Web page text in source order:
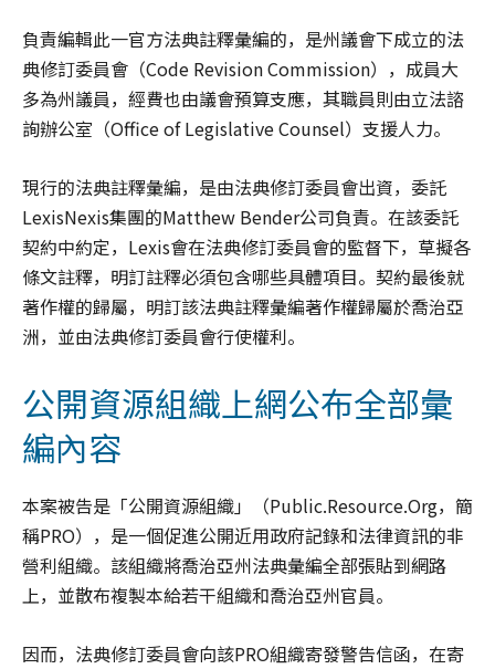
負責編輯此一官方法典註釋彙編的，是州議會下成立的法
典修訂委員會（Code Revision Commission），成員大
多為州議員，經費也由議會預算支應，其職員則由立法諮
詢辦公室（Office of Legislative Counsel）支援人力。
現行的法典註釋彙編，是由法典修訂委員會出資，委託
LexisNexis集團的Matthew Bender公司負責。在該委託
契約中約定，Lexis會在法典修訂委員會的監督下，草擬各
條文註釋，明訂註釋必須包含哪些具體項目。契約最後就
著作權的歸屬，明訂該法典註釋彙編著作權歸屬於喬治亞
洲，並由法典修訂委員會行使權利。
公開資源組織上網公布全部彙
編內容
本案被告是「公開資源組織」（Public.Resource.Org，簡
稱PRO），是一個促進公開近用政府記錄和法律資訊的非
營利組織。該組織將喬治亞州法典彙編全部張貼到網路
上，並散布複製本給若干組織和喬治亞州官員。
因而，法典修訂委員會向該PRO組織寄發警告信函，在寄